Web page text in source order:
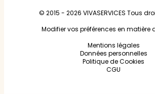
© 2015 - 2026 VIVASERVICES Tous
Modifier vos préférences en matière
Mentions légales
Données personnelles
Politique de Cookies
CGU